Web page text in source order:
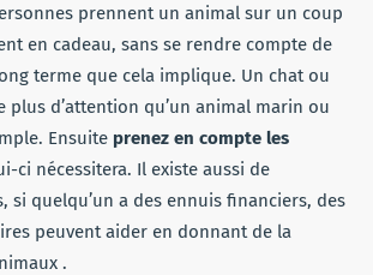
prennent un animal sur un coup
en cadeau, sans se rendre compte de
terme que cela implique. Un chat ou
plus d’attention qu’un animal marin ou
Ensuite prenez en compte les
ci nécessitera. Il existe aussi de
si quelqu’un a des ennuis financiers, des
peuvent aider en donnant de la
.